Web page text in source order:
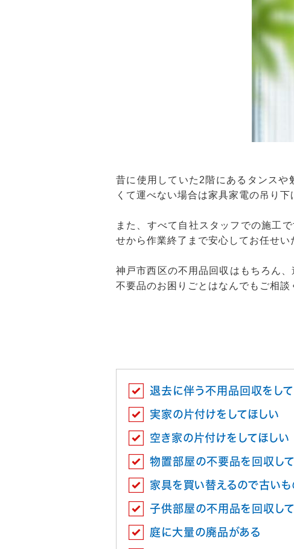
昔に使用していた2階にあるタンス
くて運べない場合は家具家電の吊り
また、すべて自社スタッフでの施工
せから作業終了まで安心してお任せい
神戸市西区の不用品回収はもちろん
不要品のお困りごとはなんでもご相
退去に伴う不用品回収をして
実家の片付けをしてほしい
空き家の片付けをしてほしい
物置部屋の不要品を回収し
家具を買い替えるので古い
子供部屋の不用品を回収し
庭に大量の廃品がある